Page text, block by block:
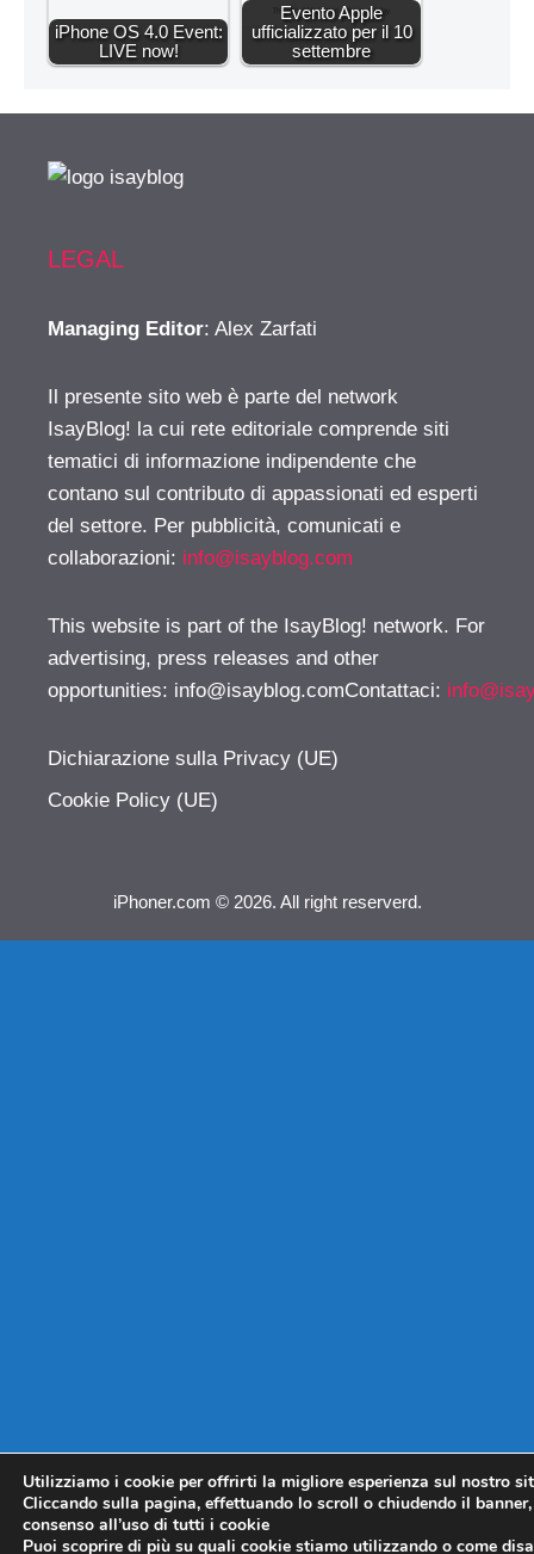
iPhone OS 4.0 Event:
LIVE now!
Evento Apple
ufficializzato per il 10
settembre
LEGAL
Managing Editor: Alex Zarfati
Il presente sito web è parte del network
IsayBlog! la cui rete editoriale comprende siti
tematici di informazione indipendente che
contano sul contributo di appassionati ed esperti
del settore. Per pubblicità, comunicati e
collaborazioni: info@isayblog.com
This website is part of the IsayBlog! network. For
advertising, press releases and other
opportunities: info@isayblog.comContattaci:
Dichiarazione sulla Privacy (UE)
Cookie Policy (UE)
iPhoner.com © 2026. All right reserverd.
Utilizziamo i cookie per offrirti la migliore esperienza sul nostro
Cliccando sulla pagina, effettuando lo scroll o chiudendo il
consenso all’uso di tutti i cookie
Puoi scoprire di più su quali cookie stiamo utilizzando o come